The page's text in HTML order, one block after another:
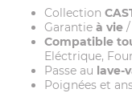
Collection
Garantie à vie /
Compatible
Eléctrique, Four
Passe au lave-
Poignées et